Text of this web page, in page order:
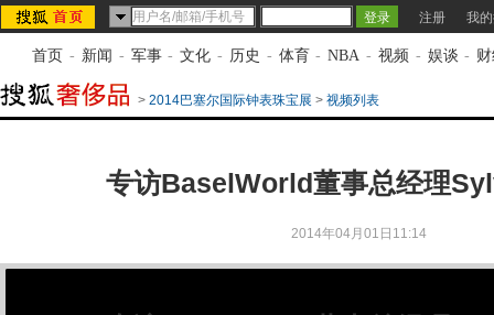
注册 我
首页 - 新闻 - 军事 - 文化 - 历史 - 体育 - NBA - 视频 - 娱谈 -
> 2014巴塞尔国际钟表珠宝展 > 视频列表
专访BaselWorld董事总经理
2014年04月01日11:14